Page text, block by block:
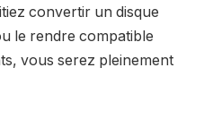
convertir un disque
le rendre compatible
vous serez pleinement